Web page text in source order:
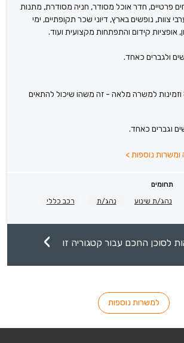
פרטיים, חדר אוכל מסודר, חניה מסודרת, מתנות
צוות, נופשים בארץ, דיוני שכר תקופתיים, ימי
אופציות קידום והתפתחות מקצועית ועוד.
ולגברים כאחד.
האם שכר של 8.5K וזמינות למשרה מלאה - זה משהו שיכול להתאים
וגברים כאחד.
ומשרות נוספות>
תחומים
נהג/ת שינוע נהג/ת רכב כללי
לסוכן החכם עבור קטגוריה זו
למשרות נוספות